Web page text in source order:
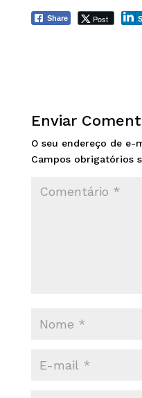
Share Post
Enviar
O seu endereço de e-
Campos obrigatórios